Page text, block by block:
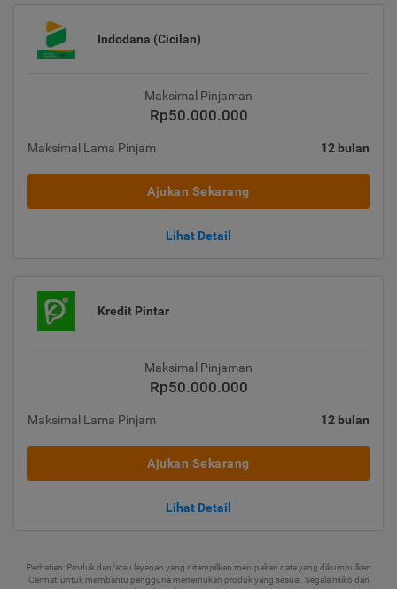
Indodana (Cicilan)
Maksimal Pinjaman
Rp50.000.000
Maksimal Lama Pinjam 12 bulan
Ajukan Sekarang
Lihat Detail
Kredit Pintar
Maksimal Pinjaman
Rp50.000.000
Maksimal Lama Pinjam 12 bulan
Ajukan Sekarang
Lihat Detail
Perhatian: Produk dan/atau layanan yang ditampilkan merupakan data yang dikumpulkan
Cermati untuk membantu pengguna menemukan produk yang sesuai. Segala risiko dan